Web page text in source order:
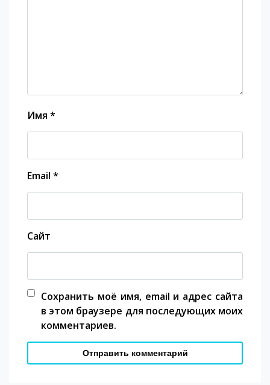
Имя *
Email *
Сайт
Сохранить моё имя, email и адрес сайта
в этом браузере для последующих моих
комментариев.